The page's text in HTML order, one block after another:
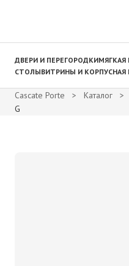
ДВЕРИ И ПЕРЕГОРОДКИМЯГКАЯ
СТОЛЫВИТРИНЫ И КОРПУСНАЯ
Cascate Porte > Каталог >
G